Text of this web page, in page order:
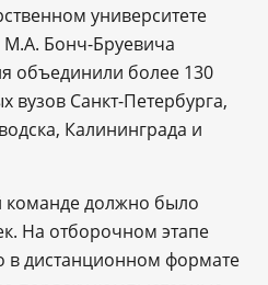
университете
Бонч-Бруевича
объединили более 130
вузов Санкт-Петербурга,
Калининграда и
должно было
На отборочном этапе
в дистанционном формате